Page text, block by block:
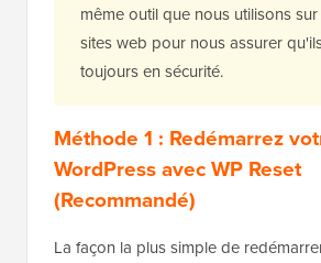
même outil que nous utilisons
sites web pour nous assurer
toujours en sécurité.
Méthode 1 : Redémarrez
WordPress avec WP Reset
(Recommandé)
La façon la plus simple de